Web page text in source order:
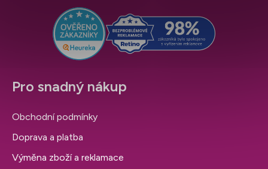
v
k
y
v
Pro snadný nákup
Obchodní podmínky
Doprava a platba
Výměna zboží a reklamace